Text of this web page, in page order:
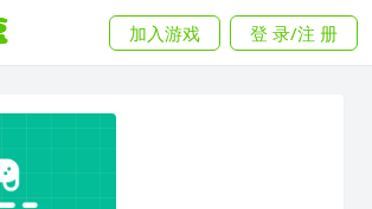
加入游戏 登 录/注 册